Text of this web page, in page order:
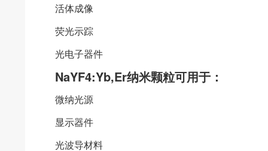
活体成像
荧光示踪
光电子器件
NaYF4:Yb,Er纳米颗粒可用于：
微纳光源
显示器件
光波导材料